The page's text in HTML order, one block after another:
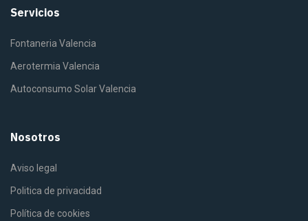
Servicios
Fontaneria Valencia
Aerotermia Valencia
Autoconsumo Solar Valencia
Nosotros
Aviso legal
Politica de privacidad
Política de cookies